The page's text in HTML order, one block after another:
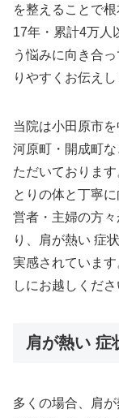
を整えることで
17年・累計4万人
う悩みに向き合
りやすくお伝えし
当院は小田原市
河原町・開成町
ただいておりま
とりの体と丁寧
営者・主婦の方
り、肩が熱い 症
実感されていま
しにお越しくださ
肩が熱い 症
多くの場合、肩